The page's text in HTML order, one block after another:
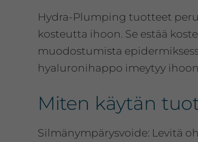
Hydra-Plumping tuotteet
kosteutta ihoon. Se estää
muodostumista
hyaluronihappo imeytyy
Miten käytän
Silmänympärysvoide: Levitä